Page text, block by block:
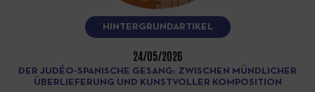
HINTERGRUNDARTIKEL
24/05/2026
DER JUDÉO-SPANISCHE GESANG: ZWISCHEN MÜNDLICHER
ÜBERLIEFERUNG UND KUNSTVOLLER KOMPOSITION